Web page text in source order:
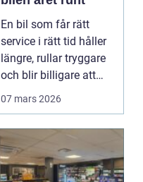
En bil som får rätt
service i rätt tid håller
längre, rullar tryggare
och blir billigare att
äga. I ...
07 mars 2026